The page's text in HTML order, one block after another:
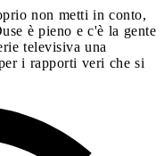
non metti in conto,
è pieno e c'è la gente
televisiva una
i rapporti veri che si